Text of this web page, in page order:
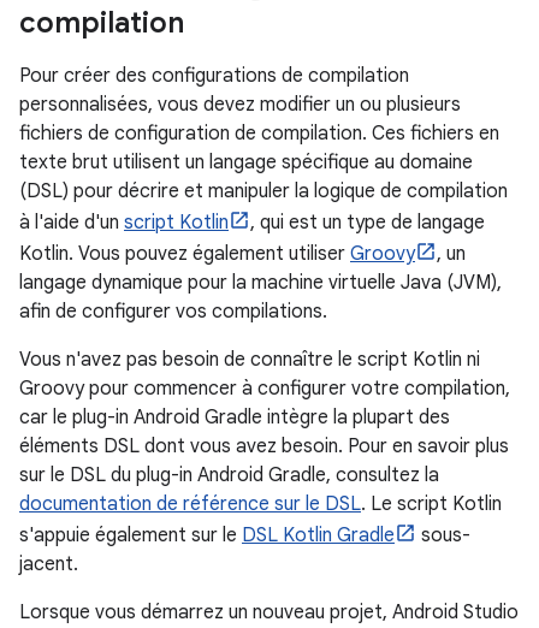
compilation
Pour créer des configurations de compilation
personnalisées, vous devez modifier un ou plusieurs
fichiers de configuration de compilation. Ces fichiers en
texte brut utilisent un langage spécifique au domaine
(DSL) pour décrire et manipuler la logique de compilation
à l'aide d'un script Kotlin
, qui est un type de langage
Kotlin. Vous pouvez également utiliser Groovy
, un
langage dynamique pour la machine virtuelle Java (JVM),
afin de configurer vos compilations.
Vous n'avez pas besoin de connaître le script Kotlin ni
Groovy pour commencer à configurer votre compilation,
car le plug-in Android Gradle intègre la plupart des
éléments DSL dont vous avez besoin. Pour en savoir plus
sur le DSL du plug-in Android Gradle, consultez la
documentation de référence sur le DSL. Le script Kotlin
s'appuie également sur le DSL Kotlin Gradle
sous-
jacent.
Lorsque vous démarrez un nouveau projet, Android Studio